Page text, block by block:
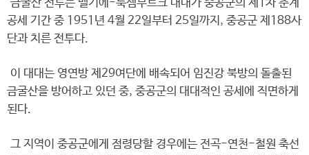
금굴산 전투는 벨기에-룩셈부르크 대대가 중공군의 제1차 춘계
공세 기간 중 1951년 4월 22일부터 25일까지, 중공군 제188사
단과 치른 전투다.
이 대대는 영연방 제29여단에 배속되어 임진강 북방의 돌출된
금굴산을 방어하고 있던 중, 중공군의 대대적인 공세에 직면하게
된다.
그 지역이 중공군에게 점령당할 경우에는 전곡-연천-철원 축선